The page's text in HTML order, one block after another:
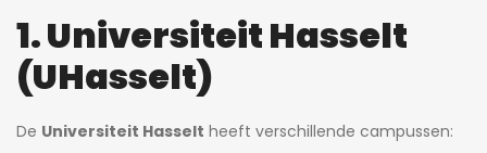
1. Universiteit Hasselt
(UHasselt)
De Universiteit Hasselt heeft verschillende campussen: